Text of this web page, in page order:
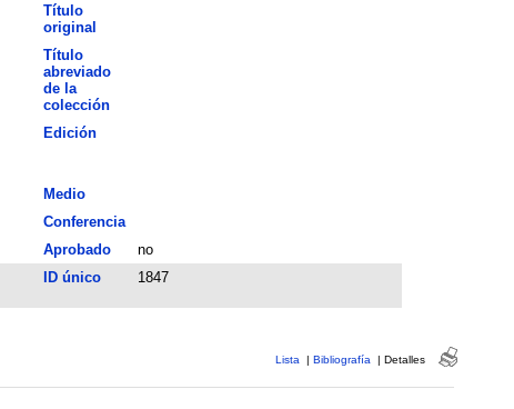
Título
original
Título
abreviado
de la
colección
Edición
Medio
Conferencia
Aprobado
no
ID único 1847
Lista | Bibliografía | Detalles